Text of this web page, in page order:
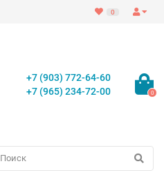
0
+7 (903) 772-64-60
+7 (965) 234-72-00
0